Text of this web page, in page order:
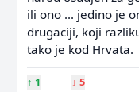
ili ono ... jedino je
drugaciji, koji
tako je kod Hrvata.
↑ 1 ↓ 5